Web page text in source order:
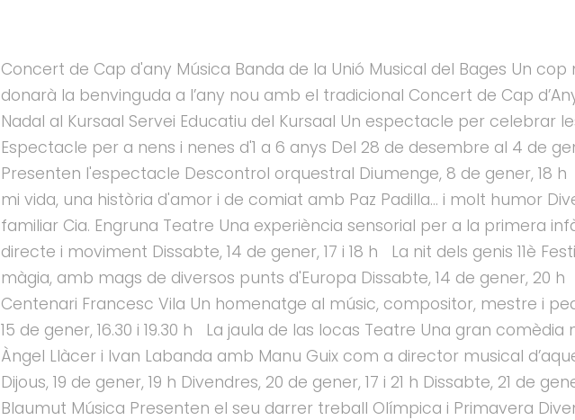
Concert de Cap d'any Música Banda de la Unió Musical del Bages Un cop
donarà la benvinguda a l’any nou amb el tradicional Concert de Cap
Nadal al Kursaal Servei Educatiu del Kursaal Un espectacle per celebrar
Espectacle per a nens i nenes d'1 a 6 anys Del 28 de desembre al 4 de
Presenten l'espectacle Descontrol orquestral Diumenge, 8 de gener, 18
mi vida, una història d'amor i de comiat amb Paz Padilla... i molt humor
familiar Cia. Engruna Teatre Una experiència sensorial per a la primera
directe i moviment Dissabte, 14 de gener, 17 i 18 h La nit dels genis 11è
màgia, amb mags de diversos punts d'Europa Dissabte, 14 de gener, 20
Centenari Francesc Vila Un homenatge al músic, compositor, mestre i
15 de gener, 16.30 i 19.30 h La jaula de las locas Teatre Una gran
Àngel Llàcer i Ivan Labanda amb Manu Guix com a director musical
Dijous, 19 de gener, 19 h Divendres, 20 de gener, 17 i 21 h Dissabte, 21 de
Blaumut Música Presenten el seu darrer treball Olímpica i Primavera